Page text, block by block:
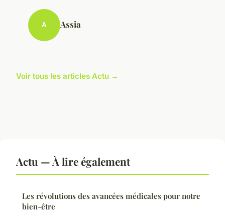
A Assia
Voir tous les articles Actu →
Actu — À lire également
Les révolutions des avancées médicales pour notre
bien-être